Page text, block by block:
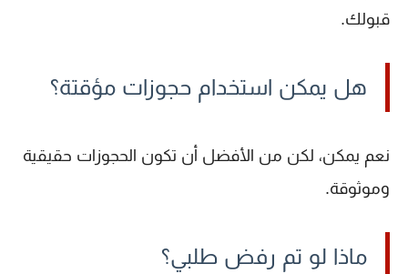
قبولك.
هل يمكن استخدام حجوزات مؤقتة؟
نعم يمكن، لكن من الأفضل أن تكون الحجوزات حقيقية
وموثوقة.
ماذا لو تم رفض طلبي؟